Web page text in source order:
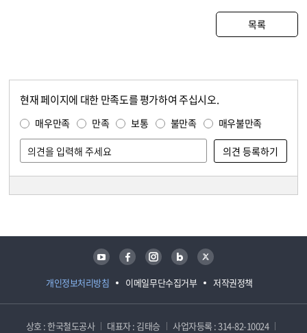
목록
현재 페이지에 대한 만족도를 평가하여 주십시오.
매우만족 만족 보통 불만족 매우불만족
개인정보처리방침 이메일무단수집거부 저작권정책
유튜브 페이스북 인스타그램 블로그 트위터
상호 : 한국철도공사 대표자 : 김태승 사업자등록 : 314-82-10024